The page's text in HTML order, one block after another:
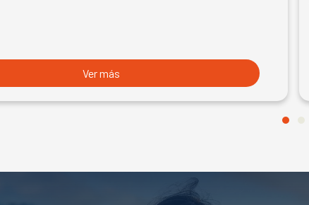
Ver más